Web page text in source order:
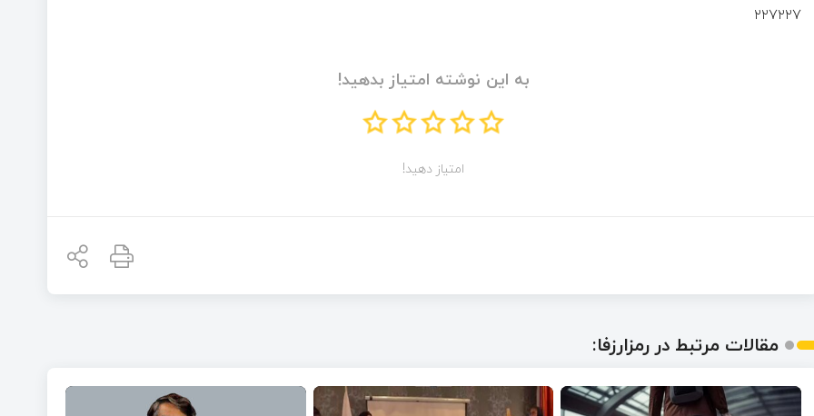
۲۲۷۲۲۷
به این نوشته امتیاز بدهید!
امتیاز دهید!
مقالات مرتبط در رمزارزفا: